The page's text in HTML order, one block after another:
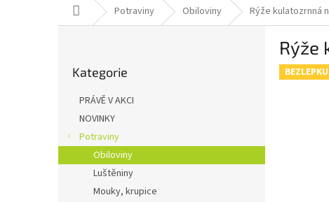
Domů Potraviny Obiloviny Rýže kulatozrnná
kategorie
Kategorie
PRÁVĚ V AKCI
NOVINKY
Potraviny
Obiloviny
Luštěniny
Mouky, krupice
Rýže
BEZLEPKU